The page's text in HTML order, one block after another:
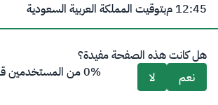
12:45 م
بتوقيت المملكة العربية السعودية
هل كانت هذه الصفحة مفيدة؟
نعم
لا 0% من المستخدمين قالوا نعم من 0 تعليقاً